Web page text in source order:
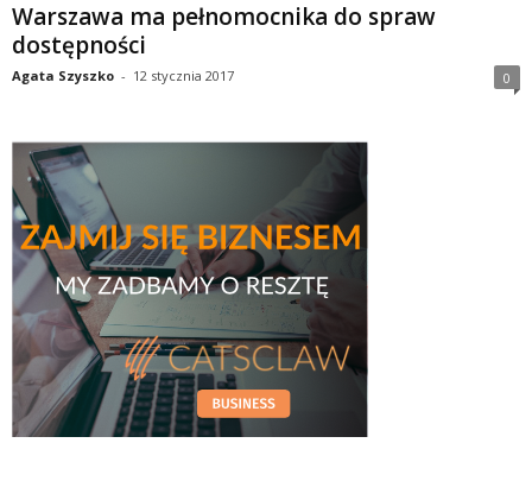
Warszawa ma pełnomocnika do spraw
dostępności
Agata Szyszko - 12 stycznia 2017 0